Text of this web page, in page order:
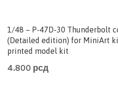
1/48 – P-47D-30 Thunderbolt
(Detailed edition) for MiniArt
printed model kit
4.800 рсд